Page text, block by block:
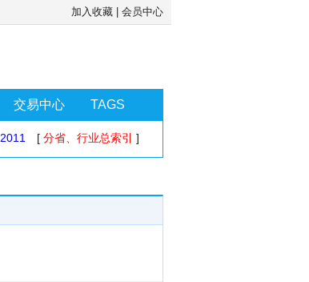
加入收藏 会员中心
交易中心 TAGS
2011 [ 分省、行业总索引 ]